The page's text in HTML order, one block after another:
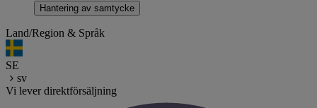
Hantering av samtycke
Land/Region & Språk
SE
sv
Vi lever direktförsäljning